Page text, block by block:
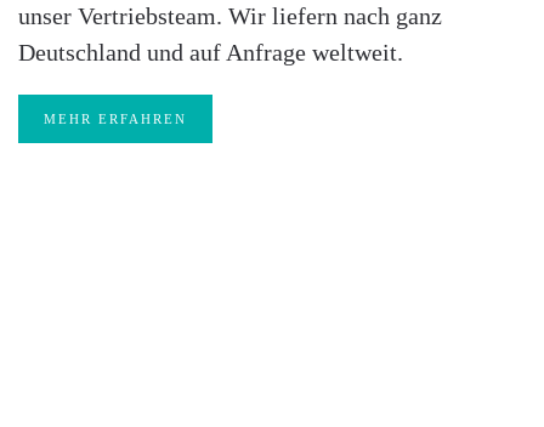
unser Vertriebsteam. Wir liefern nach ganz
Deutschland und auf Anfrage weltweit.
MEHR ERFAHREN